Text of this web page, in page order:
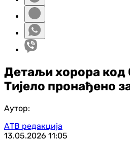
Детаљи хорора код
Тијело пронађено
Аутор:
АТВ редакција
13.05.2026 11:05